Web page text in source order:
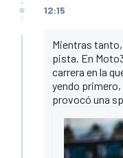
12:15
Mientras
pista. En
carrera en la
yendo primero,
provocó una